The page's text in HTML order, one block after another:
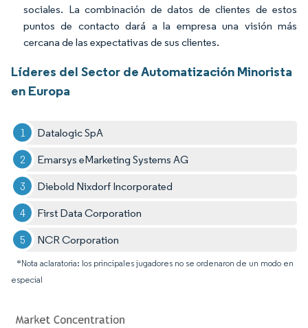
sociales. La combinación de datos de clientes de estos
puntos de contacto dará a la empresa una visión más
cercana de las expectativas de sus clientes.
Líderes del Sector de Automatización Minorista
en Europa
Datalogic SpA
Emarsys eMarketing Systems AG
Diebold Nixdorf Incorporated
First Data Corporation
NCR Corporation
*Nota aclaratoria: los principales jugadores no se ordenaron de un modo en
especial